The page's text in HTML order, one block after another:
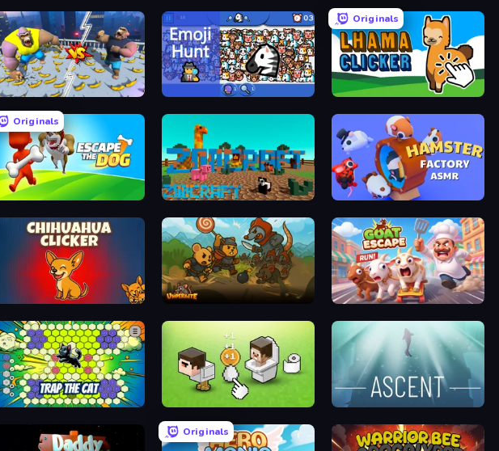
Fighting Gorilla Game
Originals
Lhama Clicker
Originals
the Dog ZooCraft Hamster Factory ASMR
Chihuahua Clicker Underbite: Rat Rumble Idle War Goat Escape!
Trap the Cat 2D Noob's Chicken Farm Tycoon Ascent
Originals